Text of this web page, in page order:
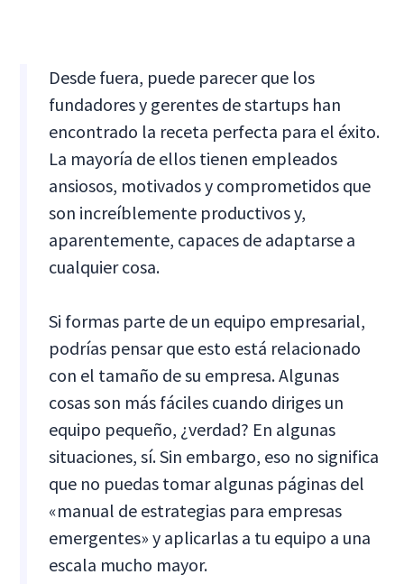
Desde fuera, puede parecer que los
fundadores y gerentes de startups han
encontrado la receta perfecta para el éxito.
La mayoría de ellos tienen empleados
ansiosos, motivados y comprometidos que
son increíblemente productivos y,
aparentemente, capaces de adaptarse a
cualquier cosa.
Si formas parte de un equipo empresarial,
podrías pensar que esto está relacionado
con el tamaño de su empresa. Algunas
cosas son más fáciles cuando diriges un
equipo pequeño, ¿verdad? En algunas
situaciones, sí. Sin embargo, eso no significa
que no puedas tomar algunas páginas del
«manual de estrategias para empresas
emergentes» y aplicarlas a tu equipo a una
escala mucho mayor.